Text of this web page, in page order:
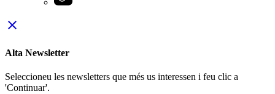
close
Alta Newsletter
Seleccioneu les newsletters que més us interessen i feu clic a
'Continuar'.